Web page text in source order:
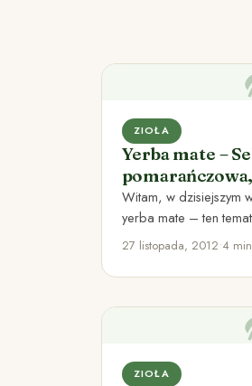
ZIOŁA
Yerba mate –
Witam, w dzisiejszym
yerba mate – ten
dużym…
27 listopada, 2012•4
ZIOŁA